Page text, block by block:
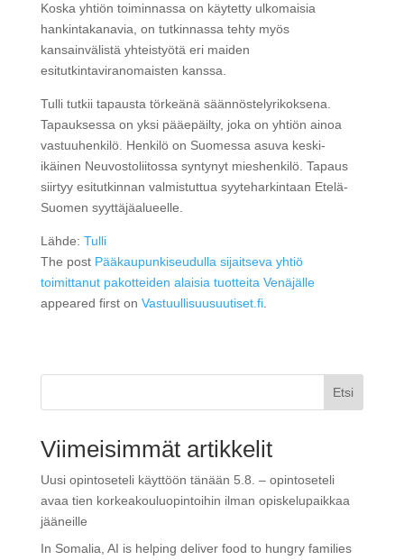
Koska yhtiön toiminnassa on käytetty ulkomaisia
hankintakanavia, on tutkinnassa tehty myös
kansainvälistä yhteistyötä eri maiden
esitutkintaviranomaisten kanssa.
Tulli tutkii tapausta törkeänä säännöstelyrikoksena.
Tapauksessa on yksi pääepäilty, joka on yhtiön ainoa
vastuuhenkilö. Henkilö on Suomessa asuva keski-
ikäinen Neuvostoliitossa syntynyt mieshenkilö. Tapaus
siirtyy esitutkinnan valmistuttua syyteharkintaan Etelä-
Suomen syyttäjäalueelle.
Lähde: Tulli
The post Pääkaupunkiseudulla sijaitseva yhtiö
toimittanut pakotteiden alaisia tuotteita Venäjälle
appeared first on Vastuullisuusuutiset.fi.
Etsi
Viimeisimmät artikkelit
Uusi opintoseteli käyttöön tänään 5.8. – opintoseteli
avaa tien korkeakouluopintoihin ilman opiskelupaikkaa
jääneille
In Somalia, AI is helping deliver food to hungry families